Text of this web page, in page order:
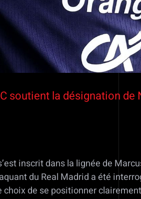
soutient la désignation de
inscrit dans la lignée de
du Real Madrid a été
choix de se positionner